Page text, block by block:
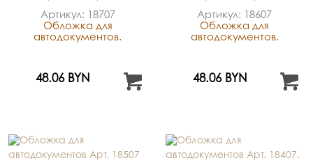
Артикул: 18707
Обложка для
автодокументов.
48.06 BYN
Артикул: 18607
Обложка для
автодокументов.
48.06 BYN